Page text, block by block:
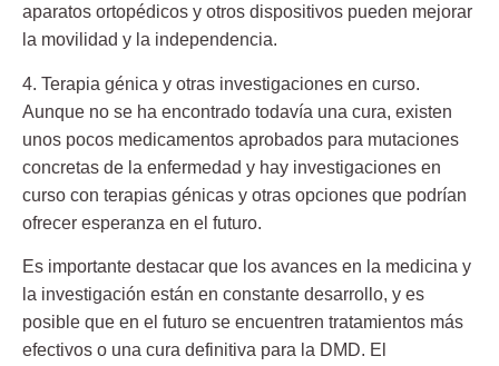
aparatos ortopédicos y otros dispositivos pueden mejorar
la movilidad y la independencia.
4. Terapia génica y otras investigaciones en curso.
Aunque no se ha encontrado todavía una cura, existen
unos pocos medicamentos aprobados para mutaciones
concretas de la enfermedad y hay investigaciones en
curso con terapias génicas y otras opciones que podrían
ofrecer esperanza en el futuro.
Es importante destacar que los avances en la medicina y
la investigación están en constante desarrollo, y es
posible que en el futuro se encuentren tratamientos más
efectivos o una cura definitiva para la DMD. El